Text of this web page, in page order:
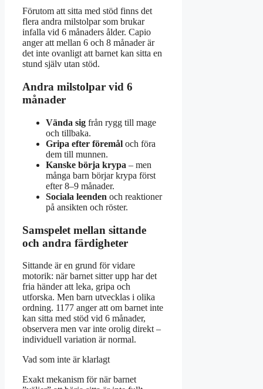
Förutom att sitta med stöd finns det
flera andra milstolpar som brukar
infalla vid 6 månaders ålder. Capio
anger att mellan 6 och 8 månader är
det inte ovanligt att barnet kan sitta en
stund själv utan stöd.
Andra milstolpar vid 6
månader
Vända sig från rygg till mage
och tillbaka.
Gripa efter föremål och föra
dem till munnen.
Kanske börja krypa – men
många barn börjar krypa först
efter 8–9 månader.
Sociala leenden och reaktioner
på ansikten och röster.
Samspelet mellan sittande
och andra färdigheter
Sittande är en grund för vidare
motorik: när barnet sitter upp har det
fria händer att leka, gripa och
utforska. Men barn utvecklas i olika
ordning. 1177 anger att om barnet inte
kan sitta med stöd vid 6 månader,
observera men var inte orolig direkt –
individuell variation är normal.
Vad som inte är klarlagt
Exakt mekanism för när barnet